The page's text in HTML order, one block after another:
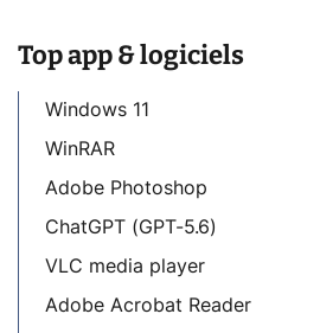
Top app & logiciels
Windows 11
WinRAR
Adobe Photoshop
ChatGPT (GPT-5.6)
VLC media player
Adobe Acrobat Reader